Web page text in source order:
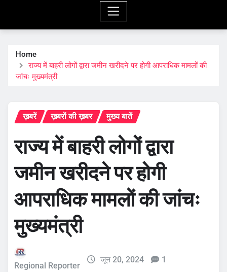
Home
राज्य में बाहरी लोगों द्वारा जमीन खरीदने पर होगी आपराधिक मामलों की
जांचः मुख्यमंत्री
ख़बरें ख़बरों की ख़बर मुख्य बातें
राज्य में बाहरी लोगों द्वारा
जमीन खरीदने पर होगी
आपराधिक मामलों की जांचः
मुख्यमंत्री
Regional Reporter
जून 20, 2024 1